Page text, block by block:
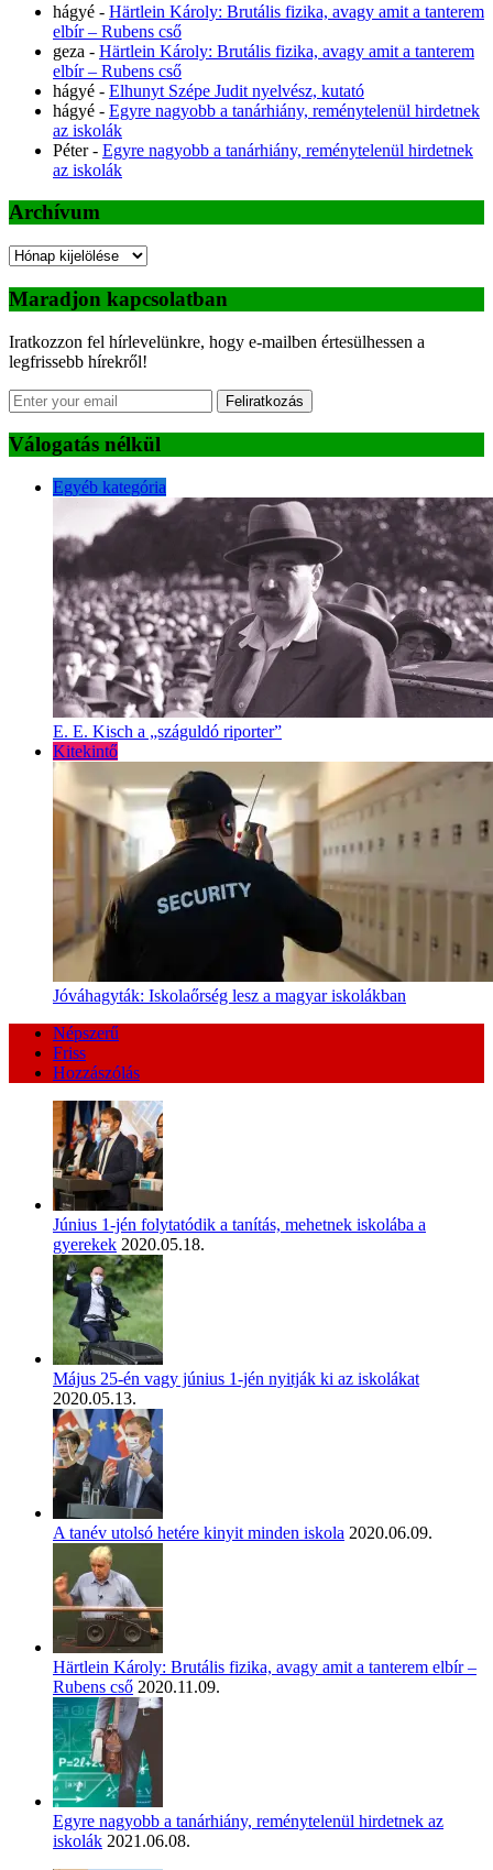
hágyé - Härtlein Károly: Brutális fizika, avagy amit a tanterem
elbír – Rubens cső
geza - Härtlein Károly: Brutális fizika, avagy amit a tanterem
elbír – Rubens cső
hágyé - Elhunyt Szépe Judit nyelvész, kutató
hágyé - Egyre nagyobb a tanárhiány, reménytelenül hirdetnek
az iskolák
Péter- Egyre nagyobb a tanárhiány, reménytelenül hirdetnek
az iskolák
Archívum
Archívum
Maradjon kapcsolatban
Iratkozzon fel hírlevelünkre, hogy e-mailben értesülhessen a
legfrissebb hírekről!
Feliratkozás
Válogatás nélkül
Egyéb kategória
E. E. Kisch a „száguldó riporter”
Kitekintő
Jóváhagyták: Iskolaőrség lesz a magyar iskolákban
Népszerű
Friss
Hozzászólás
Június 1-jén folytatódik a tanítás, mehetnek iskolába a
gyerekek 2020.05.18.
Május 25-én vagy június 1-jén nyitják ki az iskolákat
2020.05.13.
A tanév utolsó hetére kinyit minden iskola 2020.06.09.
Härtlein Károly: Brutális fizika, avagy amit a tanterem elbír –
Rubens cső 2020.11.09.
Egyre nagyobb a tanárhiány, reménytelenül hirdetnek az
iskolák 2021.06.08.